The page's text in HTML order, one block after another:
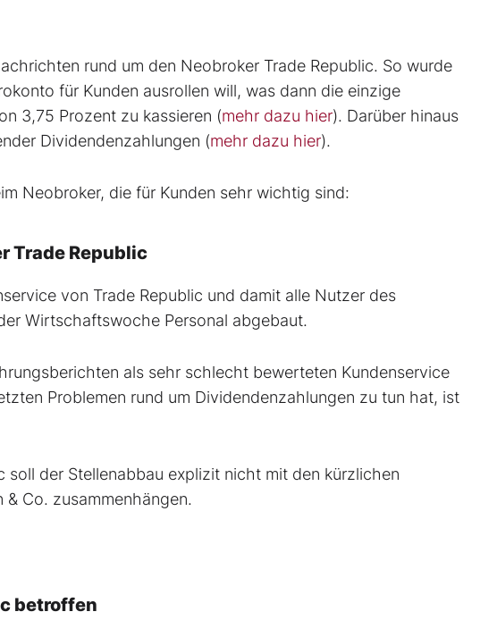
rund um den Neobroker Trade Republic. So wurde
für Kunden ausrollen will, was dann die einzige
3,75 Prozent zu kassieren (mehr dazu hier). Darüber hinaus
Dividendenzahlungen (mehr dazu hier).
Neobroker, die für Kunden sehr wichtig sind:
Trade Republic
von Trade Republic und damit alle Nutzer des
Wirtschaftswoche Personal abgebaut.
als sehr schlecht bewerteten Kundenservice
Problemen rund um Dividendenzahlungen zu tun hat, ist
soll der Stellenabbau explizit nicht mit den kürzlichen
Co. zusammenhängen.
betroffen